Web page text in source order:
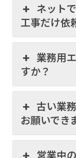
ネット
工事だけ依
業務用
すか？
古い業
お願いでき
営業中